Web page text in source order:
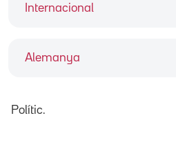
Internacional
Alemanya
Polític.